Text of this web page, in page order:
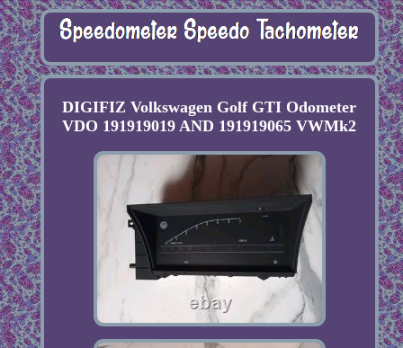
DIGIFIZ Volkswagen Golf GTI Odometer
VDO 191919019 AND 191919065 VWMk2